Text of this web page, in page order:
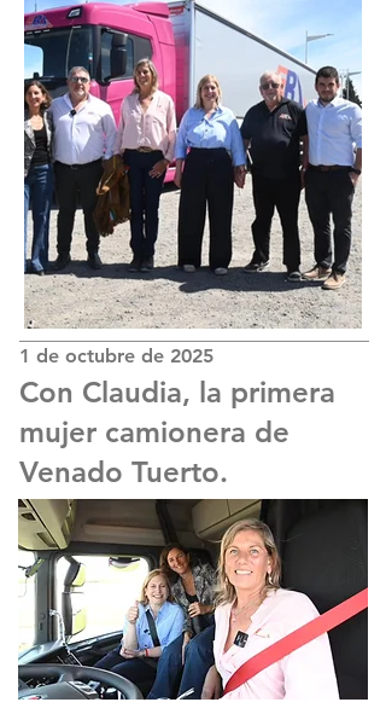
1 de octubre de 2025
Con Claudia, la primera
mujer camionera de
Venado Tuerto.